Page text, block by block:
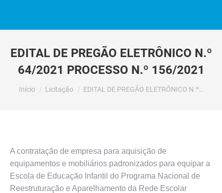
EDITAL DE PREGÃO ELETRÔNICO N.º
64/2021 PROCESSO N.º 156/2021
Você está aqui:
Início Licitação EDITAL DE PREGÃO ELETRÔNICO N.º…
A contratação de empresa para aquisição de
equipamentos e mobiliários padronizados para equipar a
Escola de Educação Infantil do Programa Nacional de
Reestruturação e Aparelhamento da Rede Escolar